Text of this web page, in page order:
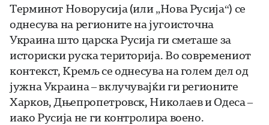
Терминот Новорусија (или „Нова Русија“) се
однесува на регионите на југоисточна
Украина што царска Русија ги сметаше за
историски руска територија. Во современиот
контекст, Кремљ се однесува на голем дел од
јужна Украина – вклучувајќи ги регионите
Харков, Дњепропетровск, Николаев и Одеса –
иако Русија не ги контролира воено.